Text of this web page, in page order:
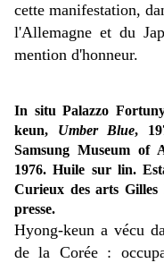
cette manifestation,
l'Allemagne et du
mention d'honneur.
In situ Palazzo
keun, Umber Blue,
Samsung Museum of
1976. Huile sur lin.
Curieux des arts Gilles
presse.
Hyong-keun a vécu
de la Corée :